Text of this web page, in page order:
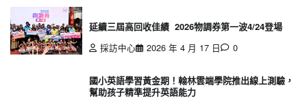
延續三屆高回收佳績 2026物調券第一波4/24登場
採訪中心
2026 年 4 月 17 日 0
國小英語學習黃金期！翰林雲端學院推出線上測驗，
幫助孩子精準提升英語能力